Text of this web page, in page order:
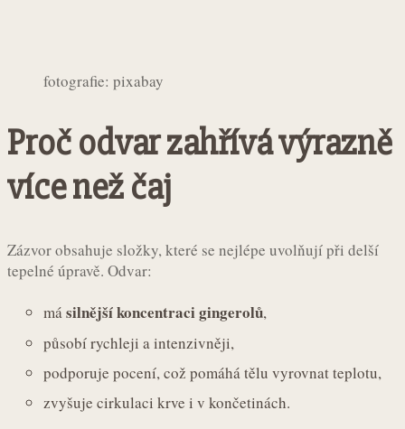
fotografie: pixabay
Proč odvar zahřívá výrazně
více než čaj
Zázvor obsahuje složky, které se nejlépe uvolňují při delší
tepelné úpravě. Odvar:
másilnější koncentraci gingerolů,
působí rychleji a intenzivněji,
podporuje pocení, což pomáhá tělu vyrovnat teplotu,
zvyšuje cirkulaci krve i v končetinách.